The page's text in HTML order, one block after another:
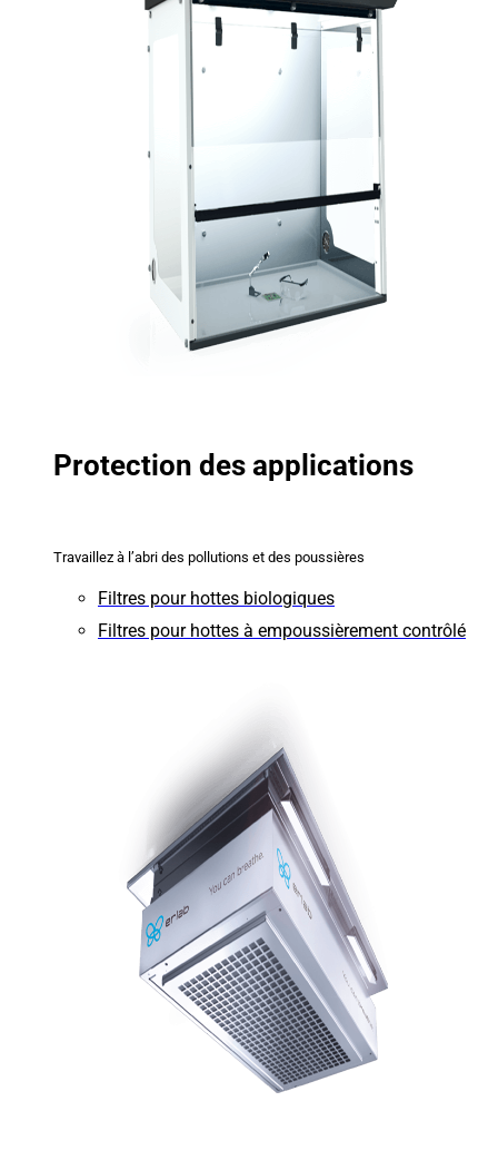
Protection des applications
Travaillez à l’abri des pollutions et des poussières
Filtres pour hottes biologiques
Filtres pour hottes à empoussièrement contrôlé